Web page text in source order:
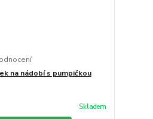
na nádobí s pumpičkou
Skladem